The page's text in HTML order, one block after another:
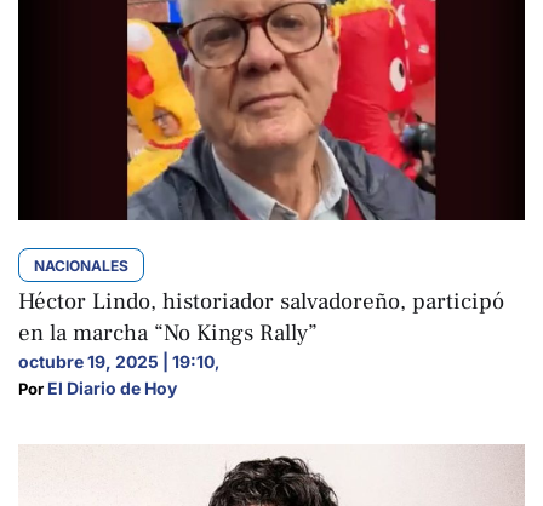
NACIONALES
Héctor Lindo, historiador salvadoreño, participó
en la marcha “No Kings Rally”
octubre 19, 2025 | 19:10,
Por El Diario de Hoy